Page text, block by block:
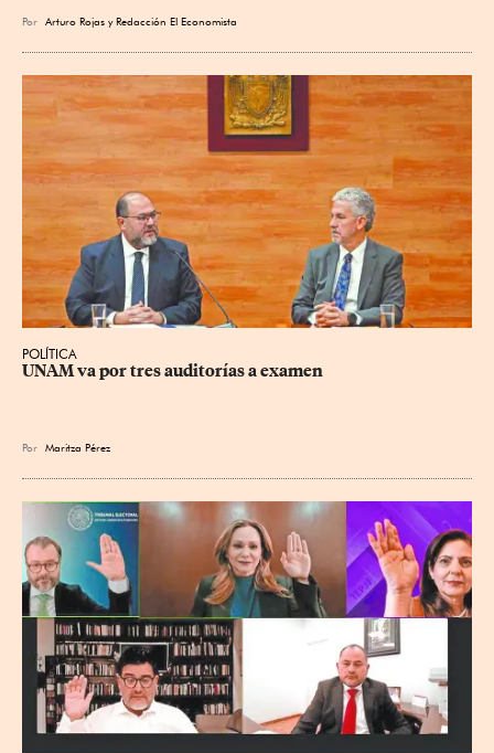
Por Arturo Rojas yRedacción El Economista
POLÍTICA
UNAM va por tres auditorías a examen
Por Maritza Pérez